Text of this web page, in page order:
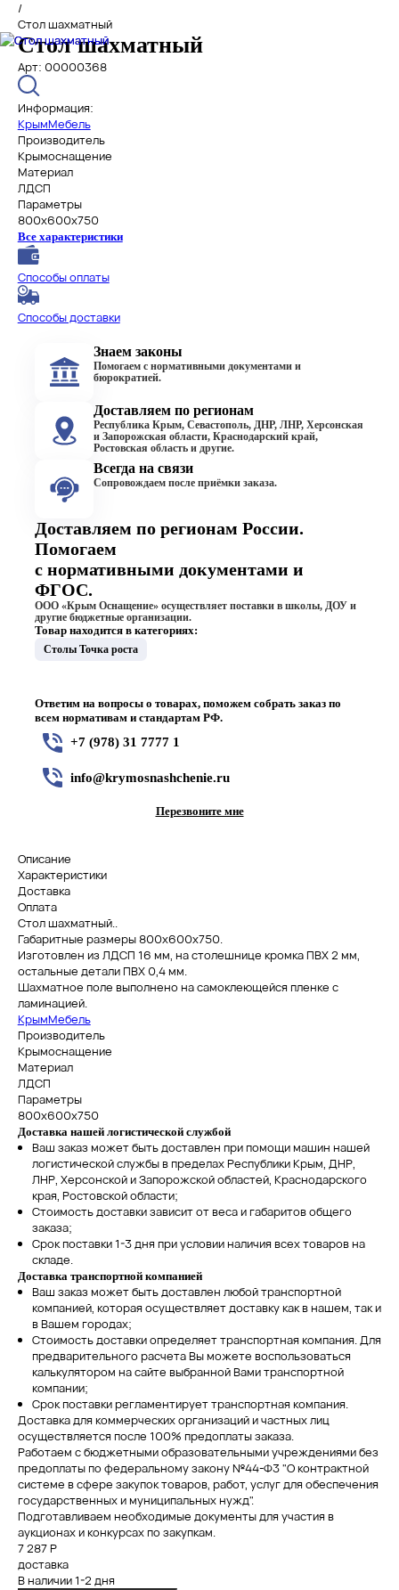
/
Стол шахматный
Стол шахматный
Арт: 00000368
Информация:
КрымМебель
Производитель
Крымоснащение
Материал
ЛДСП
Параметры
800х600х750
Все характеристики
Способы оплаты
Способы доставки
Знаем законы
Помогаем с нормативными документами и
бюрократией.
Доставляем по регионам
Республика Крым, Севастополь, ДНР, ЛНР, Херсонская
и Запорожская области, Краснодарский край,
Ростовская область и другие.
Всегда на связи
Сопровождаем после приёмки заказа.
Доставляем по регионам России.
Помогаем
с нормативными документами и
ФГОС.
ООО «Крым Оснащение» осуществляет поставки в школы, ДОУ и
другие бюджетные организации.
Товар находится в категориях:
Столы Точка роста
Ответим на вопросы о товарах, поможем собрать заказ по
всем нормативам и стандартам РФ.
+7 (978) 31 7777 1
info@krymosnashchenie.ru
Перезвоните мне
Описание
Характеристики
Доставка
Оплата
Стол шахматный..
Габаритные размеры 800х600х750.
Изготовлен из ЛДСП 16 мм, на столешнице кромка ПВХ 2 мм,
остальные детали ПВХ 0,4 мм.
Шахматное поле выполнено на самоклеющейся пленке с
ламинацией.
КрымМебель
Производитель
Крымоснащение
Материал
ЛДСП
Параметры
800х600х750
Доставка нашей логистической службой
Ваш заказ может быть доставлен при помощи машин нашей
логистической службы в пределах Республики Крым, ДНР,
ЛНР, Херсонской и Запорожской областей, Краснодарского
края, Ростовской области;
Стоимость доставки зависит от веса и габаритов общего
заказа;
Срок поставки 1-3 дня при условии наличия всех товаров на
складе.
Доставка транспортной компанией
Ваш заказ может быть доставлен любой транспортной
компанией, которая осуществляет доставку как в нашем, так и
в Вашем городах;
Стоимость доставки определяет транспортная компания. Для
предварительного расчета Вы можете воспользоваться
калькулятором на сайте выбранной Вами транспортной
компании;
Срок поставки регламентирует транспортная компания.
Доставка для коммерческих организаций и частных лиц
осуществляется после 100% предоплаты заказа.
Работаем с бюджетными образовательными учреждениями без
предоплаты по федеральному закону №44-Ф3 "О контрактной
системе в сфере закупок товаров, работ, услуг для обеспечения
государственных и муниципальных нужд".
Подготавливаем необходимые документы для участия в
аукционах и конкурсах по закупкам.
7 287 Р
доставка
В наличии 1-2 дня